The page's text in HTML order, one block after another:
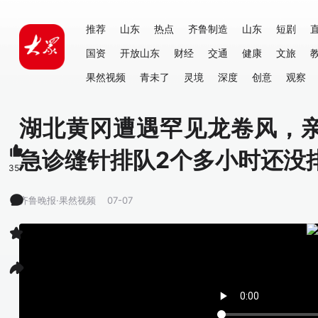
推荐 山东 热点 齐鲁制造 山东 短剧
国资
开放山东 财经 交通 健康 文旅
果然视频
青未了 灵境 深度 创意 观察
湖北黄冈遭遇罕见龙卷风，
急诊缝针排队2个多小时还没
齐鲁晚报·果然视频 07-07
357